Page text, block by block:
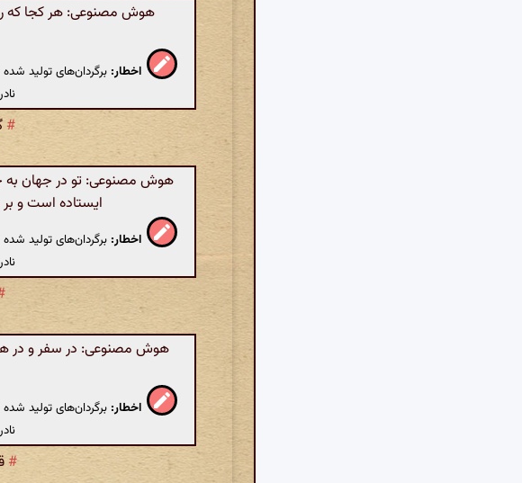
هوش مصنوعی: هر کجا که
اخطار: برگردان‌های تولید
#
هوش مصنوعی: تو در جهان به
ایستاده است و
اخطار: برگردان‌های تولید
هوش مصنوعی: در سفر و در هر
اخطار: برگردان‌های تولید
#